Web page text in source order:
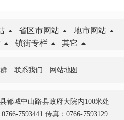
省区市网站
地市网站
镇街专栏 其它
联系我们 网站地图
都城中山路县政府大院内100米处
7593441 传真：0766-7593129